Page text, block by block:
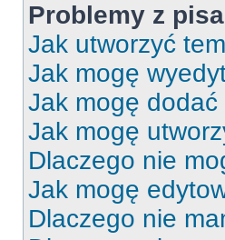
Problemy z
Jak utworzyć
Jak mogę
Jak mogę
Jak mogę
Dlaczego nie
Jak mogę
Dlaczego nie